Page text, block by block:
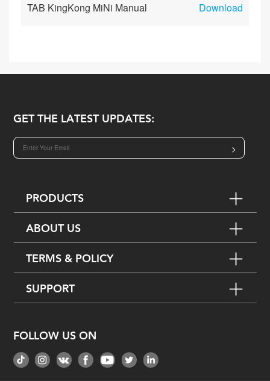
TAB KingKong MiNi Manual Download
GET THE LATEST UPDATES:
>
PRODUCTS
ABOUT US
TERMS & POLICY
SUPPORT
FOLLOW US ON